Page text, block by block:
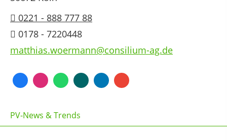
0221 - 888 777 88
0178 - 7220448
matthias.woermann@consilium-ag.de
PV-News & Trends